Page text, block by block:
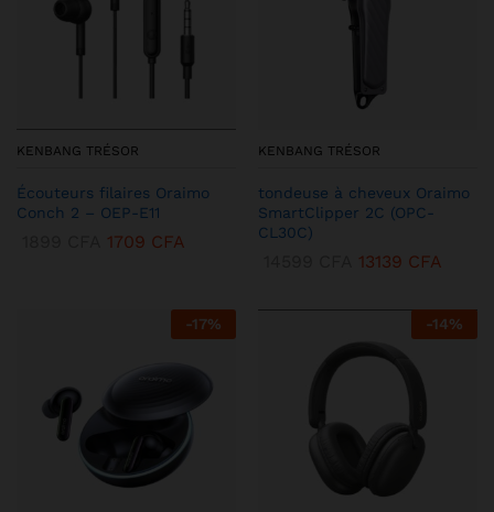
KENBANG TRÉSOR
Écouteurs filaires Oraimo
Conch 2 – OEP-E11
1709 CFA
KENBANG TRÉSOR
tondeuse à cheveux Oraimo
SmartClipper 2C (OPC-
CL30C)
13139 CFA
-17% -14%